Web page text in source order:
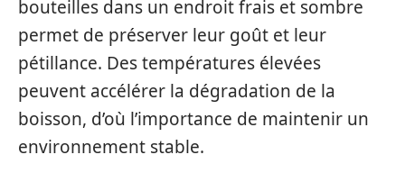
bouteilles dans un endroit frais et sombre
permet de préserver leur goût et leur
pétillance. Des températures élevées
peuvent accélérer la dégradation de la
boisson, d’où l’importance de maintenir un
environnement stable.